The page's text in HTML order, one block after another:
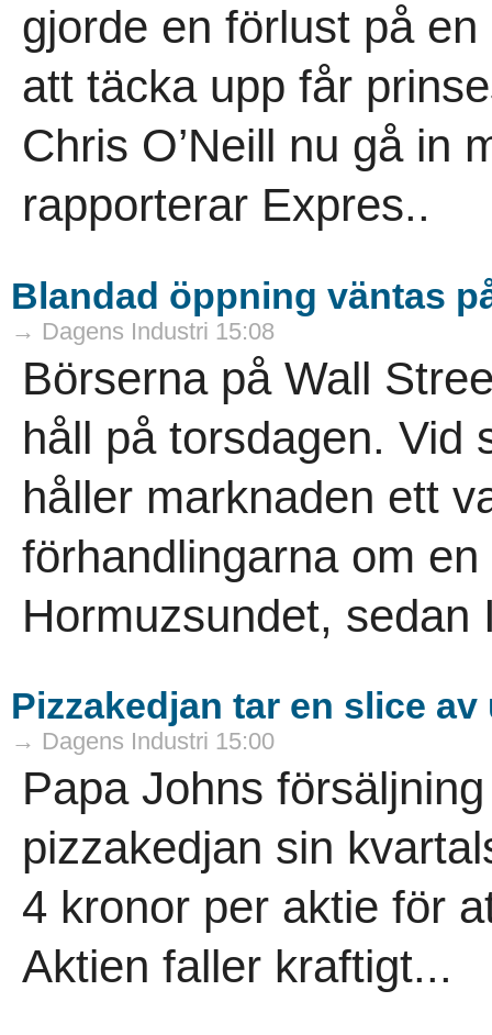
gjorde en förlust på
att täcka upp får
Chris O’Neill nu gå in
rapporterar Expres..
Blandad öppning väntas
→ Dagens Industri 15:08
Börserna på Wall
håll på torsdagen. Vid
håller marknaden ett
förhandlingarna om
Hormuzsundet, sedan
Pizzakedjan tar en slice
→ Dagens Industri 15:00
Papa Johns
pizzakedjan sin
4 kronor per aktie för
Aktien faller kraftigt...